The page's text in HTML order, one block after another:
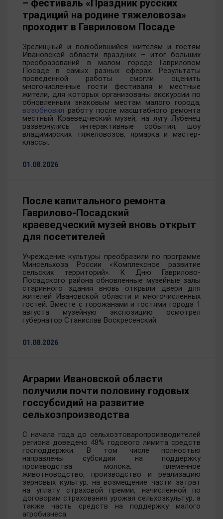
– фестиваль «Праздник русских
традиций на родине тяжеловоза»
проходит в Гавриловом Посаде
Зрелищный и полюбившийся жителям и гостям
Ивановской области праздник – итог больших
преобразований в малом городе Гавриловом
Посаде в самых разных сферах. Результаты
проведенной работы смогли оценить
многочисленные гости фестиваля и местные
жители, для которых организованы экскурсии по
обновленным знаковым местам малого города,
возобновил работу после масштабного ремонта
местный Краеведческий музей, на лугу Лубенец
развернулись интерактивные события, шоу
владимирских тяжеловозов, ярмарка и мастер-
классы.
01.08.2026
После капитального ремонта
Гаврилово-Посадский
краеведческий музей вновь открыт
для посетителей
Учреждение культуры преобразили по программе
Минсельхоза России «Комплексное развитие
сельских территорий». К Дню Гаврилово-
Посадского района обновленные музейные залы
старинного здания вновь открыли двери для
жителей Ивановской области и многочисленных
гостей. Вместе с горожанами и гостями города 1
августа музейную экспозицию осмотрел
губернатор Станислав Воскресенский.
01.08.2026
Аграрии Ивановской области
получили почти половину годовых
госсубсидий на развитие
сельхозпроизводства
С начала года до сельхозтоваропроизводителей
региона доведено 48% годового лимита средств
господдержки. В том числе полностью
направлены субсидии на поддержку
производства молока, племенное
животноводство, производство и реализацию
зерновых культур, на возмещение части затрат
на уплату страховой премии, начисленной по
договорам страхования урожая сельхозкультур, а
также часть средств на поддержку малого
агробизнеса.